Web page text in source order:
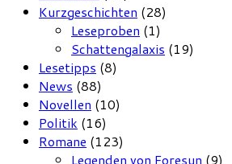
Kurzgeschichten (28)
Leseproben (1)
Schattengalaxis (19)
Lesetipps (8)
News (88)
Novellen (10)
Politik (16)
Romane (123)
Legenden von Foresun (9)